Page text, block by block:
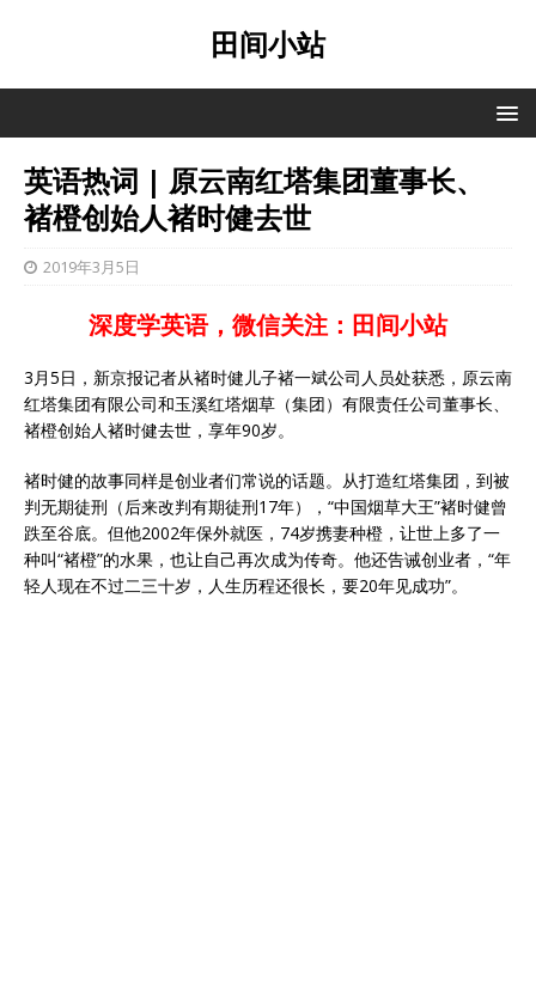
田间小站
英语热词 | 原云南红塔集团董事长、
褚橙创始人褚时健去世
2019年3月5日
深度学英语，微信关注：田间小站
3月5日，新京报记者从褚时健儿子褚一斌公司人员处获悉，原云南
红塔集团有限公司和玉溪红塔烟草（集团）有限责任公司董事长、
褚橙创始人褚时健去世，享年90岁。
褚时健的故事同样是创业者们常说的话题。从打造红塔集团，到被
判无期徒刑（后来改判有期徒刑17年），“中国烟草大王”褚时健曾
跌至谷底。但他2002年保外就医，74岁携妻种橙，让世上多了一
种叫“褚橙”的水果，也让自己再次成为传奇。他还告诫创业者，“年
轻人现在不过二三十岁，人生历程还很长，要20年见成功”。